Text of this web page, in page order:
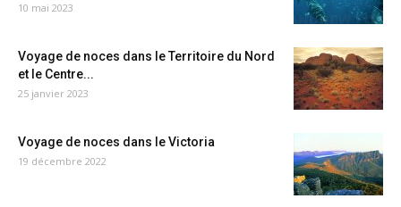
10 mai 2023
Voyage de noces dans le Territoire du Nord
et le Centre...
25 janvier 2023
Voyage de noces dans le Victoria
19 décembre 2022